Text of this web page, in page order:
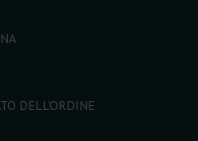
DELL'ORDINE